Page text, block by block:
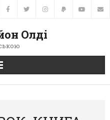
Олді